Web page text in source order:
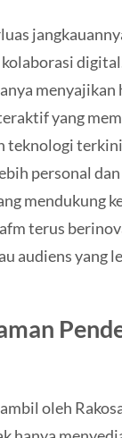
yang
personal
mendukung
terus
audiens yang
oleh